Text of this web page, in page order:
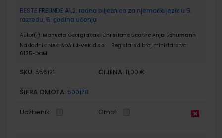
BESTE FREUNDE A1.2; radna bilježnica za njemački jezik u 5.
razredu, 5. godina učenja
Autor(i): Manuela Georgiakaki Christiane Seathe Anja Schumann
Nakladnik: NAKLADA LJEVAK d.o.o.
Registarski broj ministarstva:
6135-DOM
SKU: 556121 CIJENA: 11,00 €
ŠIFRA OMOTA: 500178
Udžbenik Omot